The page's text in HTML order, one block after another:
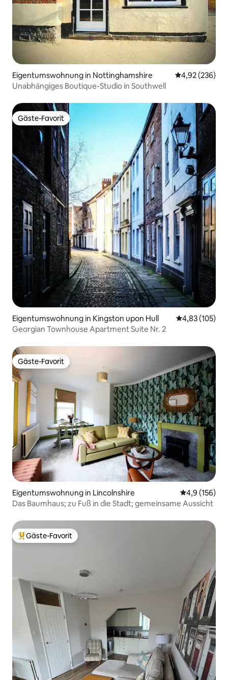
Eigentumswohnung in Nottinghamshire
4,92 (236)
Unabhängiges Boutique-Studio in Southwell
Gäste-Favorit
Gäste-Favorit
Eigentumswohnung in Kingston upon Hull
4,83 (105)
Georgian Townhouse Apartment Suite Nr. 2
Gäste-Favorit
Gäste-Favorit
Eigentumswohnung in Lincolnshire
4,9 (156)
Das Baumhaus; zu Fuß in die Stadt; gemeinsame Aussicht
Beliebter Gäste-Favorit.
Gäste-Favorit